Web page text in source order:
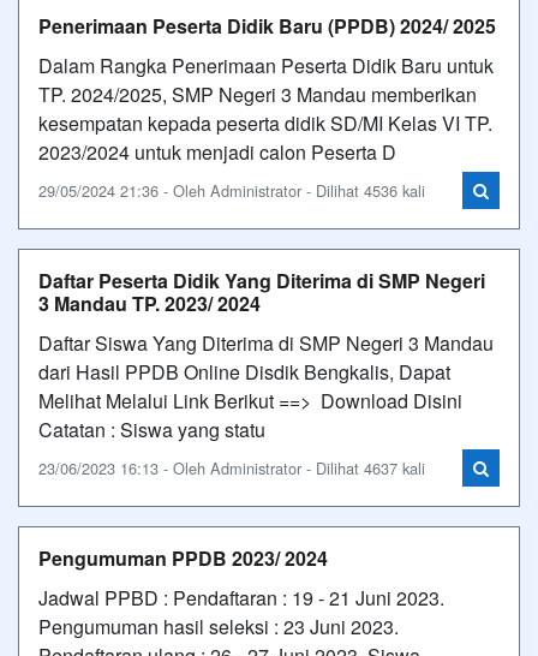
Penerimaan Peserta Didik Baru (PPDB) 2024/ 2025
Dalam Rangka Penerimaan Peserta Didik Baru untuk
TP. 2024/2025, SMP Negeri 3 Mandau memberikan
kesempatan kepada peserta didik SD/MI Kelas VI TP.
2023/2024 untuk menjadi calon Peserta D
29/05/2024 21:36 - Oleh Administrator - Dilihat 4536 kali
Daftar Peserta Didik Yang Diterima di SMP Negeri
3 Mandau TP. 2023/ 2024
Daftar Siswa Yang Diterima di SMP Negeri 3 Mandau
dari Hasil PPDB Online Disdik Bengkalis, Dapat
Melihat Melalui Link Berikut ==> Download Disini
Catatan : Siswa yang statu
23/06/2023 16:13 - Oleh Administrator - Dilihat 4637 kali
Pengumuman PPDB 2023/ 2024
Jadwal PPBD : Pendaftaran : 19 - 21 Juni 2023.
Pengumuman hasil seleksi : 23 Juni 2023.